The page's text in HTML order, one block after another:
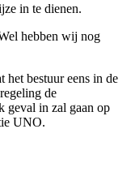
in te dienen.
hebben wij nog
het bestuur eens in de
de
geval in zal gaan op
UNO.